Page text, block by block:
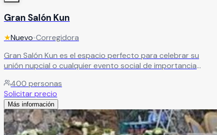
Gran Salón Kun
★Nuevo•Corregidora
Gran Salón Kun es el espacio perfecto para celebrar su
unión nupcial o cualquier evento social de importancia
400 personas
Solicitar precio
Más información